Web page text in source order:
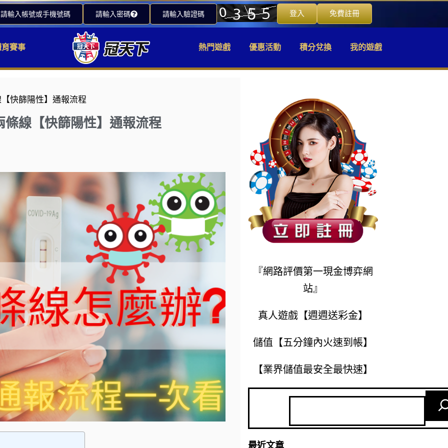
請輸入帳號或手機號碼 請輸入密碼 請輸入驗證碼 登入 免費註冊
賽事 熱門遊戲 優惠活動 積分兌換 我的遊戲
快篩陽性】通報流程
線【快篩陽性】通報流程
『網路評價第一現金博弈網
站』
真人遊戲【週週送彩金】
儲值【五分鐘內火速到帳】
【業界儲值最安全最快速】
最近文章